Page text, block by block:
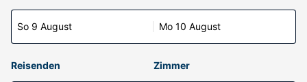
So 9 August Mo 10 August
Reisenden Zimmer